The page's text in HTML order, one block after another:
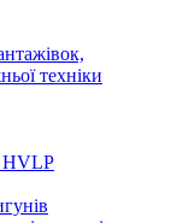
техніки
HVLP